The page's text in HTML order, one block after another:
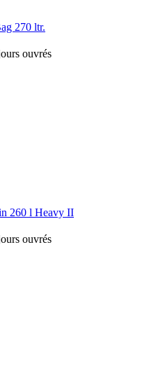
270 ltr.
ouvrés
260 l Heavy II
ouvrés